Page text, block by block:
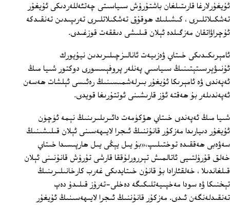
ئۇيغۇرلارغا قارىتىلغان باشتۇرۇش سىياسىتى چەتئەللەردىكى ئۇيغۇر
تەشكىلاتلىرى ، كىشىلىك ھوقۇق تەشكىلاتلىرى تەرىپىدىن تەنقىدكە
ئۇچراۋاتقان مەزگىلدە ئېلان قىلىشى دىققەت قوزغىدى.
ئامېرىكىدىكى خىتاي ۋەزىيەت ئانالىزچىلىرىدىن نيۇيورك
ئۇنىۋېرسىتېتىنىڭ سىياسىي پەنلەر پروفېسسورى دوكتور شىيا مىڭ
ئەپەندى ۋە ئامېرىكا ئۇيغۇر بىرلەشمىسىنىڭ رەئىسى ئېلشات ھەسەن
ئەپەندىلەر بۇ ھەقتە ئۆز قارىشىنى ئوتتۇرىغا قويدى.
شىيا مىڭ ئەپەندى خىتاي ھۆكۈمەت دائىرىلىرىنىڭ نېمە ئۈچۈن
ئۇيغۇر دىيارىدا مەزكۇر قانۇننىڭ ئىجرا لايىھەسىنى ئېلان قىلىشىنىڭ
سەۋەبى ھەققىدە توختىلىپ،«بۇ يىل يېڭى يىل ھارپىسىدا خىتاي
خەلق قۇرۇلتىيى ئاتالمىش تېررورلۇققا قارشى تۇرۇش قانۇنىنى ئېلان
قىلغاندىلا ، خەلقئارادا بۇ قانۇن خىتايدىكى غەرب كارخانىلىرىنىڭ
تېخنىكا ۋە سودا مەخپىيەتلىكىگە دەخلى-تەرۇز قىلىدۇ دەپ
تەنقىدلەنگەن ئىدى. مەزكۇر قانۇننىڭ ئىجرا لايىھەسىنىڭ ئۇيغۇر